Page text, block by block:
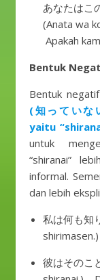
あなたはこ
(Anata wa
Apakah
Bentuk
Bentuk
(知っていな
yaitu
untuk
“shiranai”
informal.
dan lebih
私は何も知
彼はそのこ